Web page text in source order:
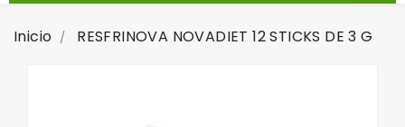
Inicio RESFRINOVA NOVADIET 12 STICKS DE 3 G